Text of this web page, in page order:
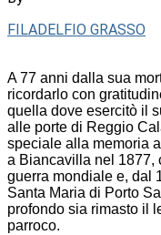
FILADELFIO GRASSO
A 77 anni dalla sua
ricordarlo con
quella dove esercitò il
alle porte di Reggio
speciale alla memoria
a Biancavilla nel 1877,
guerra mondiale e, dal
Santa Maria di Porto
profondo sia rimasto il
parroco.